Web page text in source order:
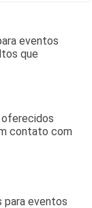
eventos
que
oferecidos
contato com
para eventos